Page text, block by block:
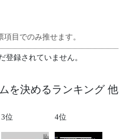
目でのみ推せます。
登録されていません。
を決めるランキング 他
3位 4位